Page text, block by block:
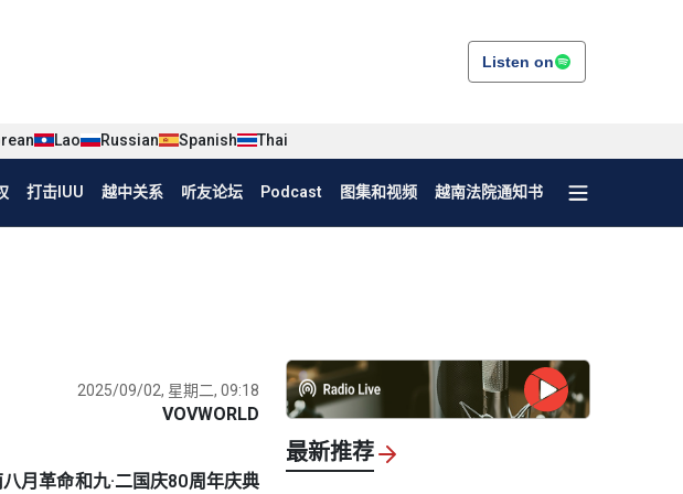
Listen on
Lao Russian Spanish Thai
打击IUU 越中关系 听友论坛 Podcast 图集和视频 越南法院通知书
2025/09/02, 星期二, 09:18
VOVWORLD
月革命和九·二国庆80周年庆典
最新推荐